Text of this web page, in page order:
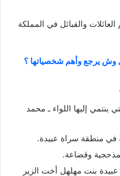
والقبائل في المملكة
وش يرجع وأهم شخصياتها ؟
ينتمي إليها اللواء ـ محمد
في منطقة سراة عبيدة.
وقضاعة.
بنت مهلهل أخت الزير